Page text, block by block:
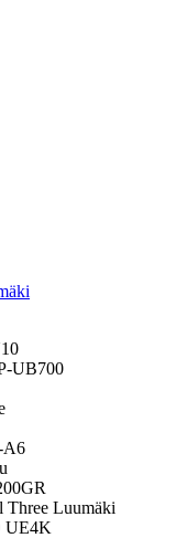
UB700
A6
Three Luumäki
UE4K